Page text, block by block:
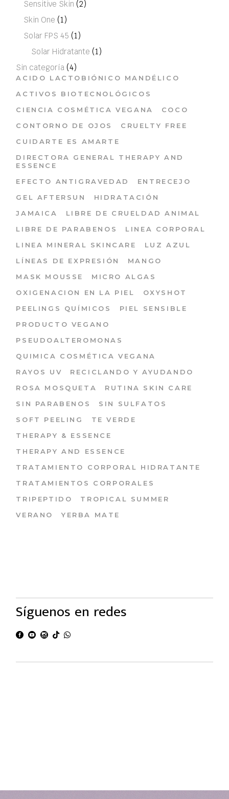
Sensitive Skin (2)
Skin One (1)
Solar FPS 45 (1)
Solar Hidratante (1)
Sin categoría (4)
ACIDO LACTOBIÓNICO MANDÉLICO
ACTIVOS BIOTECNOLÓGICOS
CIENCIA COSMÉTICA VEGANA
COCO
CONTORNO DE OJOS
CRUELTY FREE
CUIDARTE ES AMARTE
DIRECTORA GENERAL THERAPY AND
ESSENCE
EFECTO ANTIGRAVEDAD
ENTRECEJO
GEL AFTERSUN
HIDRATACIÓN
JAMAICA
LIBRE DE CRUELDAD ANIMAL
LIBRE DE PARABENOS
LINEA CORPORAL
LINEA MINERAL SKINCARE
LUZ AZUL
LÍNEAS DE EXPRESIÓN
MANGO
MASK MOUSSE
MICRO ALGAS
OXIGENACION EN LA PIEL
OXYSHOT
PEELINGS QUÍMICOS
PIEL SENSIBLE
PRODUCTO VEGANO
PSEUDOALTEROMONAS
QUIMICA COSMÉTICA VEGANA
RAYOS UV
RECICLANDO Y AYUDANDO
ROSA MOSQUETA
RUTINA SKIN CARE
SIN PARABENOS
SIN SULFATOS
SOFT PEELING
TE VERDE
THERAPY & ESSENCE
THERAPY AND ESSENCE
TRATAMIENTO CORPORAL HIDRATANTE
TRATAMIENTOS CORPORALES
TRIPEPTIDO
TROPICAL SUMMER
VERANO
YERBA MATE
Síguenos en redes